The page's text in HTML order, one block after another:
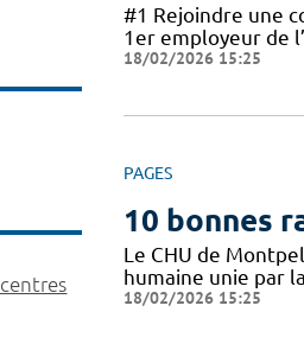
#1 Rejoindre une
1er employeur de
18/02/2026 15:25
PAGES
10 bonnes
Le CHU de
humaine unie par
18/02/2026 15:25